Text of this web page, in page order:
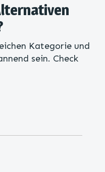
Kategorie und
sein. Check